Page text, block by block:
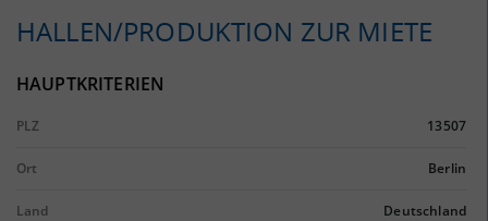
HALLEN/PRODUKTION ZUR MIETE
HAUPTKRITERIEN
PLZ 13507
Ort Berlin
Land Deutschland